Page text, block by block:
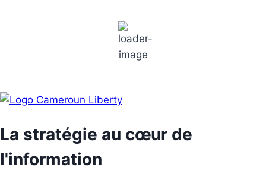
18
La stratégie au cœur de
l'information